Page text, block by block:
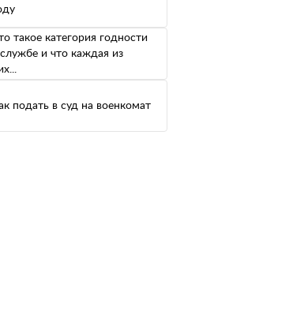
такое категория годности
и что каждая из
подать в суд на военкомат